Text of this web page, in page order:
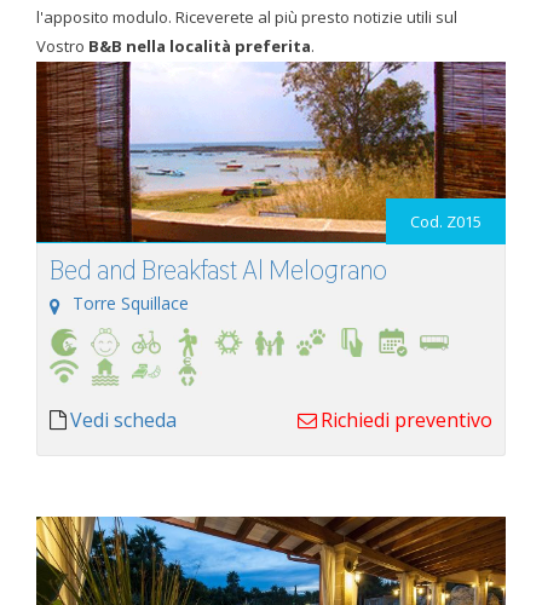
l'apposito modulo. Riceverete al più presto notizie utili sul
Vostro B&B nella località preferita.
Cod. Z015
Bed and Breakfast Al Melograno
Torre Squillace
Vedi scheda Richiedi preventivo